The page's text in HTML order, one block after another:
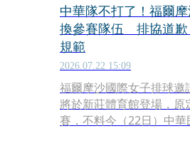
中華隊不打了！福爾
換參賽隊伍 排協道歉
規範
2026.07.22 15:09
福爾摩沙國際女子排球邀
將於新莊體育館登場，原
賽，不料今（22日）中華